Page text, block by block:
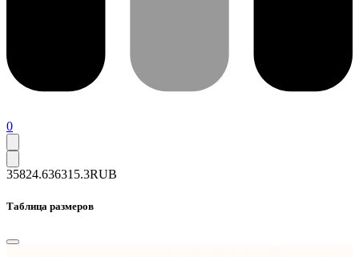
0
35824.636315.3RUB
Таблица размеров